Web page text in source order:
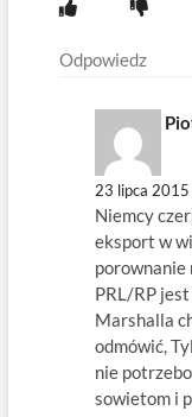
Odpowiedz
23 lipca
Niemcy
eksport w
porownanie
PRL/RP
Marshalla
odmówić,
nie
sowietom i